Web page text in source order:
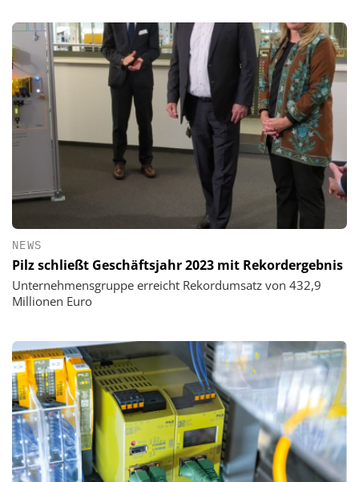
NEWS
Pilz schließt Geschäftsjahr 2023 mit Rekordergebnis
Unternehmensgruppe erreicht Rekordumsatz von 432,9
Millionen Euro